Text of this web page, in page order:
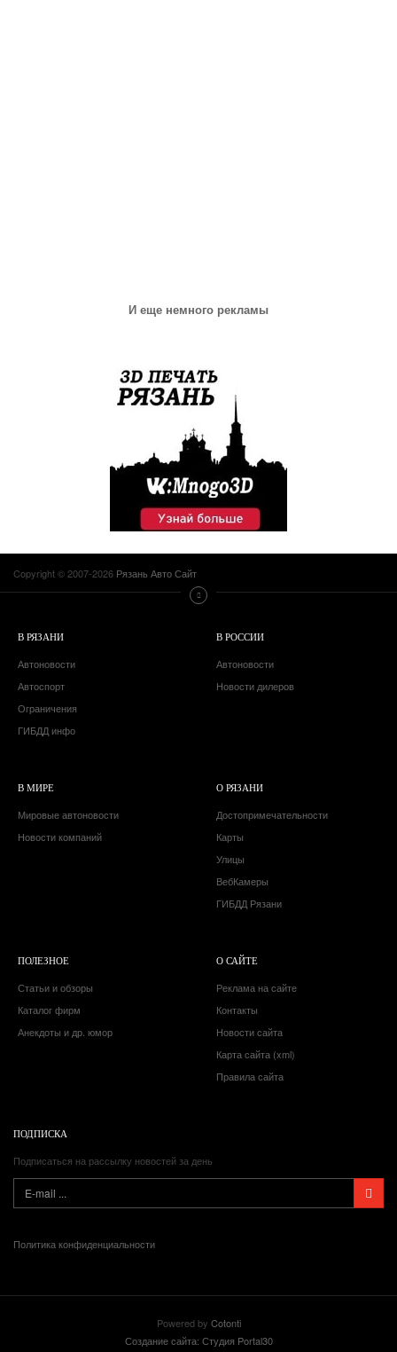
И еще немного рекламы
Copyright © 2007-2026 Рязань Авто Сайт
В РЯЗАНИ
Автоновости
Автоспорт
Ограничения
ГИБДД инфо
В РОССИИ
Автоновости
Новости дилеров
В МИРЕ
Мировые автоновости
Новости компаний
О РЯЗАНИ
Достопримечательности
Карты
Улицы
ВебКамеры
ГИБДД Рязани
ПОЛЕЗНОЕ
Статьи и обзоры
Каталог фирм
Анекдоты и др. юмор
О САЙТЕ
Реклама на сайте
Контакты
Новости сайта
Карта сайта (xml)
Правила сайта
ПОДПИСКА
Подписаться на рассылку новостей за день
Политика конфиденциальности
Powered by Cotonti
Создание сайта: Студия Portal30